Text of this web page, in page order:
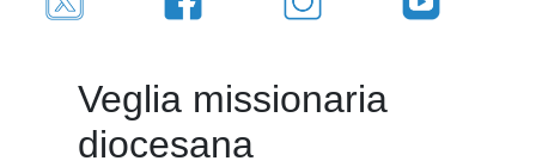
Veglia missionaria
diocesana